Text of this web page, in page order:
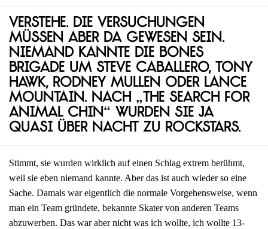
Verstehe. Die Versuchungen
müssen aber da gewesen sein.
Niemand kannte die Bones
Brigade um Steve Caballero, Tony
Hawk, Rodney Mullen oder Lance
Mountain. Nach „The Search for
Animal Chin“ wurden sie ja
quasi über Nacht zu Rockstars.
Stimmt, sie wurden wirklich auf einen Schlag extrem berühmt,
weil sie eben niemand kannte. Aber das ist auch wieder so eine
Sache. Damals war eigentlich die normale Vorgehensweise, wenn
man ein Team gründete, bekannte Skater von anderen Teams
abzuwerben. Das war aber nicht was ich wollte, ich wollte 13-